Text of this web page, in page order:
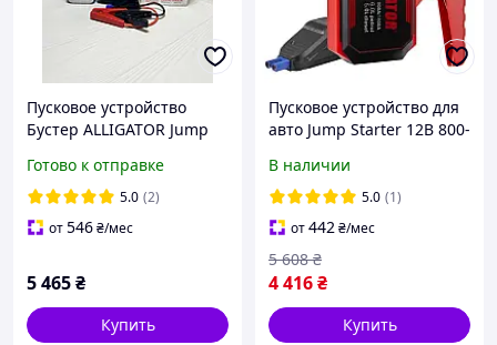
Пусковое устройство
Бустер ALLIGATOR Jump
Готово к отправке
5.0 (2)
от546₴/мес
5 465₴
Купить
Пусковое устройство для
авто Jump Starter 12В 800-
функцией Power Bank
20000mAh (JS843)
В наличии
5.0 (1)
от442₴/мес
4 416₴
5 608 ₴
Купить